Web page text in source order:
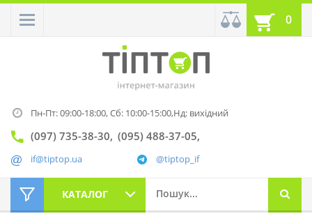
0
Пн-Пт: 09:00-18:00,Сб: 10:00-15:00,Нд: вихідний
(097) 735-38-30 (095) 488-37-05
@tiptop_if
if@tiptop.ua
КАТАЛОГ